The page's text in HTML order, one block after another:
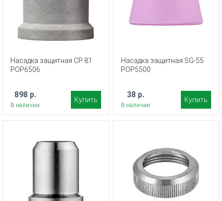
Насадка защитная CP 81
POP6506
898 р.
В наличии
Купить
Насадка защитная SG-55
POP5500
38 р.
В наличии
Купить